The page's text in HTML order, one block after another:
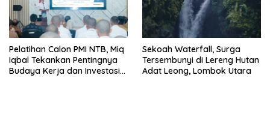
Pelatihan Calon PMI NTB, Miq
Iqbal Tekankan Pentingnya
Budaya Kerja dan Investasi
Sekoah Waterfall, Surga
Tersembunyi di Lereng Hutan
Adat Leong, Lombok Utara